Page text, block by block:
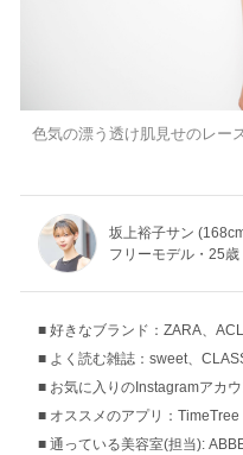
色気の漂う透け肌見せのレー
坂上裕子サン
フリーモデル・25歳
好きなブランド：ZARA、
よく読む雑誌：sweet、
お気に入りのInstagramアカウ
オススメのアプリ：TimeTree
通っている美容室(担当):